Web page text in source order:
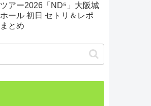
ツアー2026「ND⁵」大阪城
ホール 初日 セトリ＆レポ
まとめ